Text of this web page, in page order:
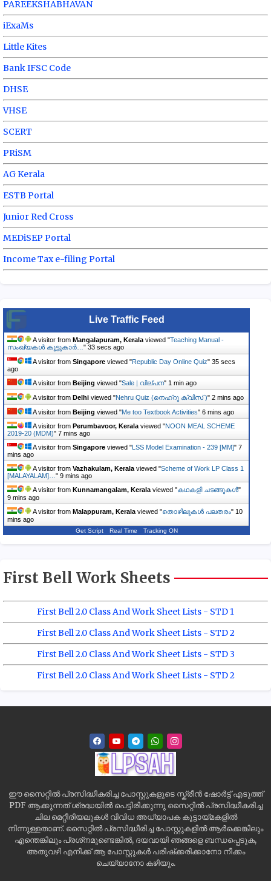
PAREEKSHABHAVAN
iExaMs
Little Kites
Bank IFSC Code
DHSE
VHSE
SCERT
PRiSM
AG Kerala
ESTB Portal
Junior Red Cross
MEDiSEP Portal
Income Tax e-filing Portal
Live Traffic Feed
A visitor from Mangalapuram, Kerala viewed "Teaching Manual -
സംഖ്യകൾ കൂട്ടുകാർ… " 34 secs ago
A visitor from Singapore viewed "Republic Day Online Quiz" 36 secs
ago
A visitor from Beijing viewed "Sale | വില്പന" 1 min ago
A visitor from Delhi viewed "Nehru Quiz (നെഹ്‌റു ക്വിസ് )" 2 mins ago
A visitor from Beijing viewed "Me too Textbook Activities" 6 mins ago
A visitor from Perumbavoor, Kerala viewed "NOON MEAL SCHEME
2019-20 (MDM)" 7 mins ago
A visitor from Singapore viewed "LSS Model Examination - 239 [MM]" 7
mins ago
A visitor from Vazhakulam, Kerala viewed "Scheme of Work LP Class 1
[MALAYALAM]… " 9 mins ago
A visitor from Kunnamangalam, Kerala viewed "കഥകളി ചടങ്ങുകൾ"
9 mins ago
A visitor from Malappuram, Kerala viewed "തൊഴിലുകൾ പലതരം" 10
mins ago
Get Script Real Time Tracking ON
First Bell Work Sheets
First Bell 2.0 Class And Work Sheet Lists - STD 1
First Bell 2.0 Class And Work Sheet Lists - STD 2
First Bell 2.0 Class And Work Sheet Lists - STD 3
First Bell 2.0 Class And Work Sheet Lists - STD 2
ഈ സൈറ്റിൽ പ്രസിദ്ധീകരിച്ച പോസ്റ്റുകളുടെ സ്ക്രീൻ ഷോർട്ട് എടുത്ത്
PDF ആക്കുന്നത് ശ്രദ്ധയിൽ പെട്ടിരിക്കുന്നു സൈറ്റിൽ പ്രസിദ്ധീകരിച്ച
ചില മെറ്റീരിയലുകൾ വിവിധ അധ്യാപക കൂട്ടായ്മകളിൽ
നിന്നുള്ളതാണ്. സൈറ്റിൽ പ്രസിദ്ധീരിച്ച പോസ്റ്റുകളിൽ ആർക്കെങ്കിലും
എന്തെങ്കിലും പ്രശ്‌നമുണ്ടെങ്കിൽ, ദയവായി ഞങ്ങളെ ബന്ധപ്പെടുക,
അതുവഴി എനിക്ക് ആ പോസ്റ്റുകൾ പരിഷ്‌ക്കരിക്കാനോ നീക്കം
ചെയ്യാനോ കഴിയും.